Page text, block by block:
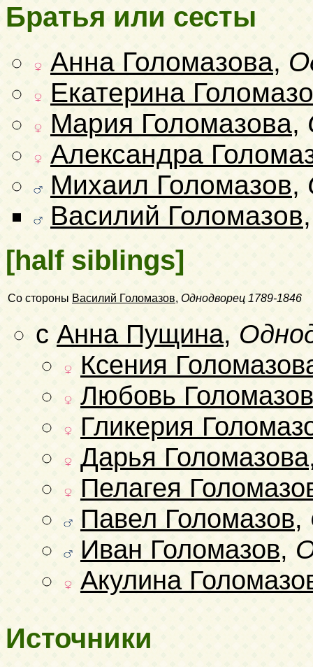
Братья или сесты
Анна Голомазова,
Екатерина
Мария Голомазова,
Александра
Михаил Голомазов,
Василий Голомазов
[half siblings]
Со стороны Василий Голомазов, Однодворец 1789-1846
с Анна Пущина,
Ксения
Любовь
Гликерия
Дарья Голомазова
Пелагея
Павел Голомазов,
Иван Голомазов,
Акулина
Источники